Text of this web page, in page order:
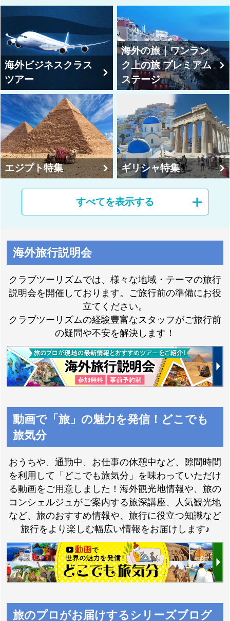
海外ビジネスクラス
ツアー
海外の旅｜ワンラン
ク上の旅 プレミアム
ステージ
エジプト特集 ギリシャ特集
イスラエル特集
クラブツーリズム最
「旅の思い出」写真
大募集
お得に旅を楽しむな
らクラブツーリズムP
ASS
エミレーツ航空で行
く海外の旅
すべてを表示する
海外旅行説明会
クラブツーリズムでは、様々な地域・テーマの旅行
説明会を開催しております。ご旅行前の準備にお役
立てください。
クラブツーリズムの経験豊富なスタッフがご旅行前
の疑問や不安を解決します！
動画で「旅」の魅力を発信！どこでも
旅気分
おうちや、通勤中、お仕事の休憩中など、隙間時間
を利用して「どこでも旅気分」を味わっていただけ
る動画をご用意しました！海外観光地情報や、旅の
コンシェルジュがご案内する旅深講座、人気観光地
など、旅のおすすめ情報や、旅行に役立つ知識など
旅行をより楽しむ幅広い情報をお届けします♪
旅のプロがお届けするシリーズブログ